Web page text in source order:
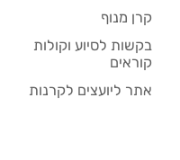
קרן מנוף
בקשות לסיוע וקולות
קוראים
אתר ליועצים לקרנות